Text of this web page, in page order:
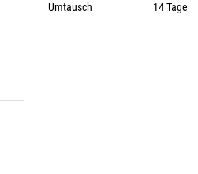
Umtausch
14 Tage